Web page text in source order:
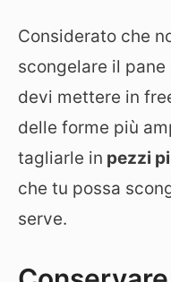
Considerato che
scongelare il
devi mettere in
delle forme più
tagliarle in pezzi
che tu possa
serve.